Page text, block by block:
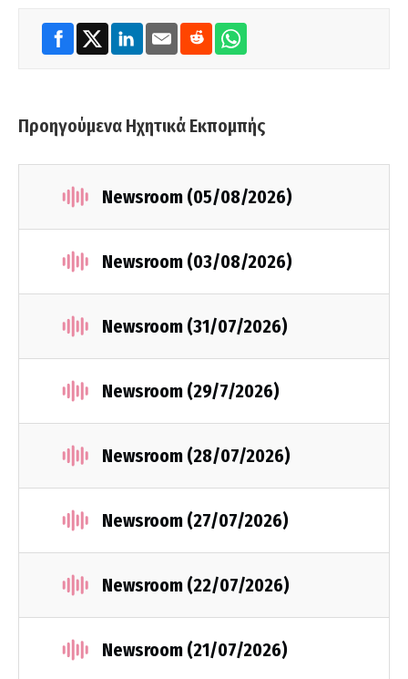
Προηγούμενα Ηχητικά Εκπομπής
Newsroom (05/08/2026)
Newsroom (03/08/2026)
Newsroom (31/07/2026)
Newsroom (29/7/2026)
Newsroom (28/07/2026)
Newsroom (27/07/2026)
Newsroom (22/07/2026)
Newsroom (21/07/2026)